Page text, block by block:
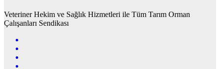
Veteriner Hekim ve Sağlık Hizmetleri ile Tüm Tarım Orman
Çalışanları Sendikası